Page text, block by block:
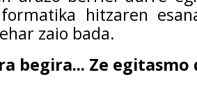
hitzaren
zaio bada.
begira... Ze egitasmo